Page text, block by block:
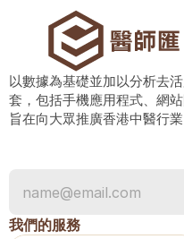
以數據為基礎並加以分析去
套，包括手機應用程式、網
旨在向大眾推廣香港中醫行
我們的服務